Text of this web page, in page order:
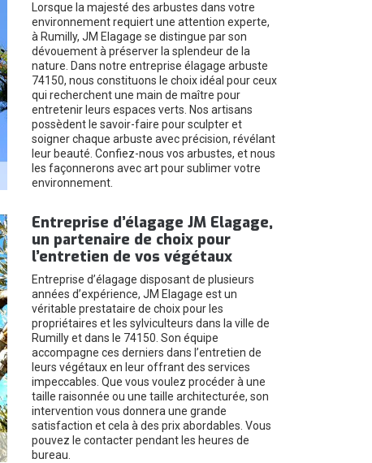
Lorsque la majesté des arbustes dans votre
environnement requiert une attention experte,
à Rumilly, JM Elagage se distingue par son
dévouement à préserver la splendeur de la
nature. Dans notre entreprise élagage arbuste
74150, nous constituons le choix idéal pour ceux
qui recherchent une main de maître pour
entretenir leurs espaces verts. Nos artisans
possèdent le savoir-faire pour sculpter et
soigner chaque arbuste avec précision, révélant
leur beauté. Confiez-nous vos arbustes, et nous
les façonnerons avec art pour sublimer votre
environnement.
Entreprise d’élagage JM Elagage,
un partenaire de choix pour
l’entretien de vos végétaux
Entreprise d’élagage disposant de plusieurs
années d’expérience, JM Elagage est un
véritable prestataire de choix pour les
propriétaires et les sylviculteurs dans la ville de
Rumilly et dans le 74150. Son équipe
accompagne ces derniers dans l’entretien de
leurs végétaux en leur offrant des services
impeccables. Que vous voulez procéder à une
taille raisonnée ou une taille architecturée, son
intervention vous donnera une grande
satisfaction et cela à des prix abordables. Vous
pouvez le contacter pendant les heures de
bureau.